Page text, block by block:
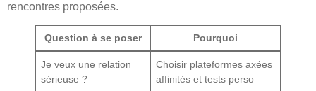
rencontres proposées.
Question à se poser Pourquoi
Je veux une relation
sérieuse ?
Choisir plateformes axées
affinités et tests perso